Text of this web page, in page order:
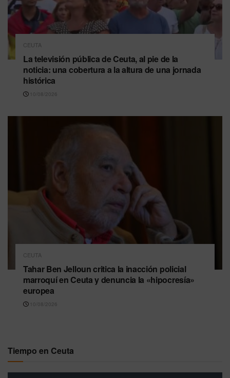
CEUTA
La televisión pública de Ceuta, al pie de la
noticia: una cobertura a la altura de una jornada
histórica
10/08/2026
CEUTA
Tahar Ben Jelloun critica la inacción policial
marroquí en Ceuta y denuncia la «hipocresía»
europea
10/08/2026
Tiempo en Ceuta